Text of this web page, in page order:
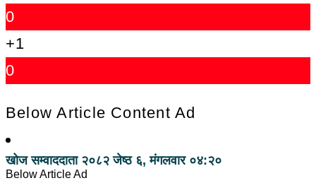
0
+1
0
Below Article Content Ad
खोज सम्वाददाता २०८२ जेष्ठ ६, मंगलवार ०४:२०
Below Article Ad